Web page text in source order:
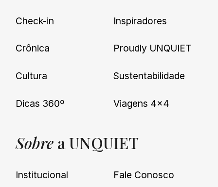
Check-in
Crônica
Cultura
Dicas 360º
Inspiradores
Proudly UNQUIET
Sustentabilidade
Viagens 4×4
Sobre a UNQUIET
Institucional Fale Conosco